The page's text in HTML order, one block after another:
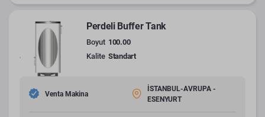
Perdeli Buffer Tank
Boyut 100.00
Kalite Standart
Venta Makina
İSTANBUL-AVRUPA -
ESENYURT